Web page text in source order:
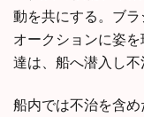
動を共にする。ブ
オークションに姿
達は、船へ潜入し不
船内では不治を含